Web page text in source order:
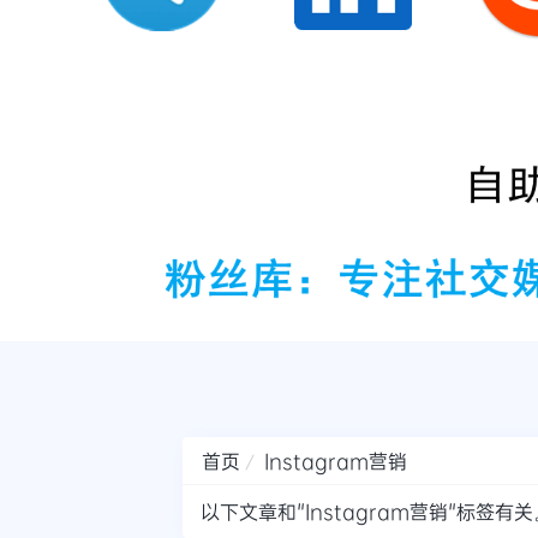
首页
Instagram营销
以下文章和"Instagram营销"标签有关